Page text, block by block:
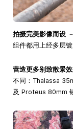
拍摄完美影像而设
组件都用上经多层
营造更多别致散景
不同：Thalassa
及 Proteus 80mm